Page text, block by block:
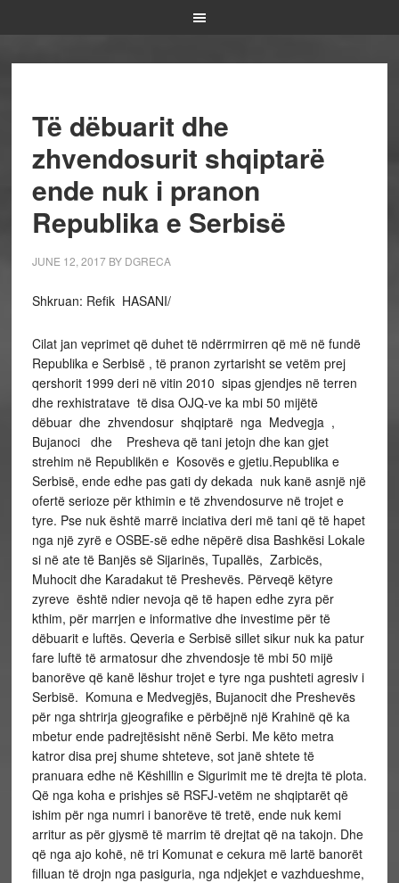
Të dëbuarit dhe
zhvendosurit shqiptarë
ende nuk i pranon
Republika e Serbisë
JUNE 12, 2017BY DGRECA
Shkruan: Refik HASANI/
Cilat jan veprimet që duhet të ndërrmirren që më në fundë
Republika e Serbisë , të pranon zyrtarisht se vetëm prej
qershorit 1999 deri në vitin 2010 sipas gjendjes në terren
dhe rexhistratave të disa OJQ-ve ka mbi 50 mijëtë
dëbuar dhe zhvendosur shqiptarë nga Medvegja ,
Bujanoci dhe Presheva që tani jetojn dhe kan gjet
strehim në Republikën e Kosovës e gjetiu.Republika e
Serbisë, ende edhe pas gati dy dekada nuk kanë asnjë një
ofertë serioze për kthimin e të zhvendosurve në trojet e
tyre. Pse nuk është marrë inciativa deri më tani që të hapet
nga një zyrë e OSBE-së edhe nëpërë disa Bashkësi Lokale
si në ate të Banjës së Sijarinës, Tupallës, Zarbicës,
Muhocit dhe Karadakut të Preshevës. Përveqë këtyre
zyreve është ndier nevoja që të hapen edhe zyra për
kthim, për marrjen e informative dhe investime për të
dëbuarit e luftës. Qeveria e Serbisë sillet sikur nuk ka patur
fare luftë të armatosur dhe zhvendosje të mbi 50 mijë
banorëve që kanë lëshur trojet e tyre nga pushteti agresiv i
Serbisë. Komuna e Medvegjës, Bujanocit dhe Preshevës
për nga shtrirja gjeografike e përbëjnë një Krahinë që ka
mbetur ende padrejtësisht nënë Serbi. Me këto metra
katror disa prej shume shteteve, sot janë shtete të
pranuara edhe në Këshillin e Sigurimit me të drejta të plota.
Që nga koha e prishjes së RSFJ-vetëm ne shqiptarët që
ishim për nga numri i banorëve të tretë, ende nuk kemi
arritur as për gjysmë të marrim të drejtat që na takojn. Dhe
që nga ajo kohë, në tri Komunat e cekura më lartë banorët
filluan të drojn nga pasiguria, nga ndjekjet e vazhdueshme,